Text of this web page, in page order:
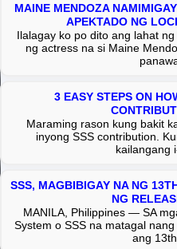
MAINE MENDOZA
APEKTADO NG
Ilalagay ko po dito ang lahat
ng actress na si Maine
3 EASY STEPS ON
Maraming rason kung bakit
inyong SSS contribution.
kailangang
SSS, MAGBIBIGAY NA NG
NG
MANILA, Philippines — SA
System o SSS na matagal
ang 13th